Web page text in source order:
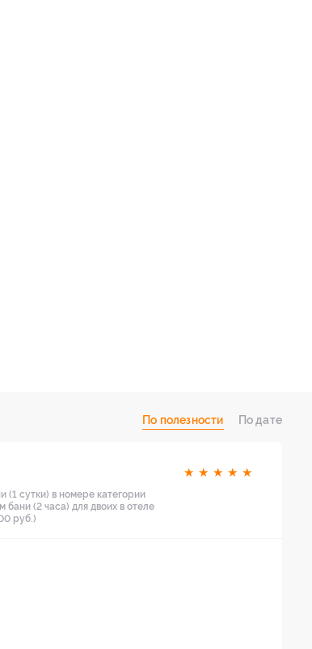
По полезности По дате
★ ★ ★ ★ ★
(1 сутки) в номере категории
(2 часа) для двоих в отеле
руб.)